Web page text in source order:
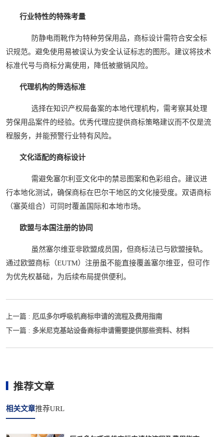
行业特性的特殊考量
防静电雨靴作为特种劳保用品，商标设计需符合安全标
识规范。避免使用易被误认为安全认证标志的图形。建议将技术
标准代号与商标分离使用，降低被撤销风险。
代理机构的筛选标准
选择在知识产权局备案的本地代理机构，需考察其处理
劳保用品案件的经验。优秀代理应提供商标策略建议而不仅是流
程服务，并能预警行业特有风险。
文化适配的商标设计
需避免塞尔利亚文化中的禁忌图案和色彩组合。建议进
行本地化测试，确保商标在巴尔干地区的文化接受度。双语商标
（塞英组合）可同时覆盖国际和本地市场。
欧盟与本国注册的协同
虽然塞尔维亚非欧盟成员国，但商标法已与欧盟接轨。
通过欧盟商标（EUTM）注册虽不能直接覆盖塞尔维亚，但可作
为优先权基础，为后续布局提供便利。
上一篇 : 厄瓜多尔呼吸机商标申请的流程及费用指南
下一篇 : 多米尼克基站设备商标申请需要提供那些资料、材料
推荐文章
相关文章推荐URL